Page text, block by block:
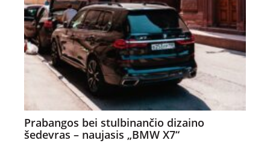
Prabangos bei stulbinančio dizaino
šedevras – naujasis „BMW X7“